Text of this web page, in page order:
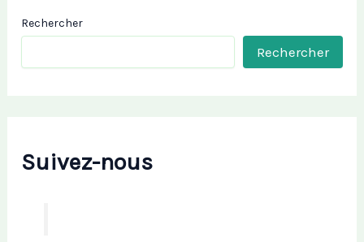
Rechercher
Rechercher
Suivez-nous